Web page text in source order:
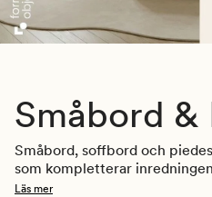
Småbord &
Småbord, soffbord och
som kompletterar
funktionellt. De används som
Läs mer